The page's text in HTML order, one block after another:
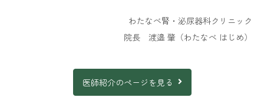
当院では後発医薬品の使用促進を図るとともに、医薬品
その中で、当院では後発医薬品のある医薬品について、
特定の商品名ではなく薬剤の成分をもとにした一般名処
わたなべ腎・泌尿器科クリニック
院長 渡邉 肇（わたなべ はじめ）
医師紹介のページを見る